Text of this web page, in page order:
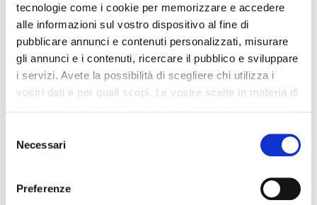
tecnologie come i cookie per memorizzare e accedere
alle informazioni sul vostro dispositivo al fine di
pubblicare annunci e contenuti personalizzati, misurare
gli annunci e i contenuti, ricercare il pubblico e sviluppare
i servizi. Avete la possibilità di scegliere chi utilizza i
vostri dati e per quali scopi. Le vostre scelte in materia di
modificare o revocare il proprio consenso in qualsiasi
momento dalla Dichiarazione sui cookie o facendo clic
delNecessari
Preferenze
bustine
Aggiungi al
Amin 21 K neutro